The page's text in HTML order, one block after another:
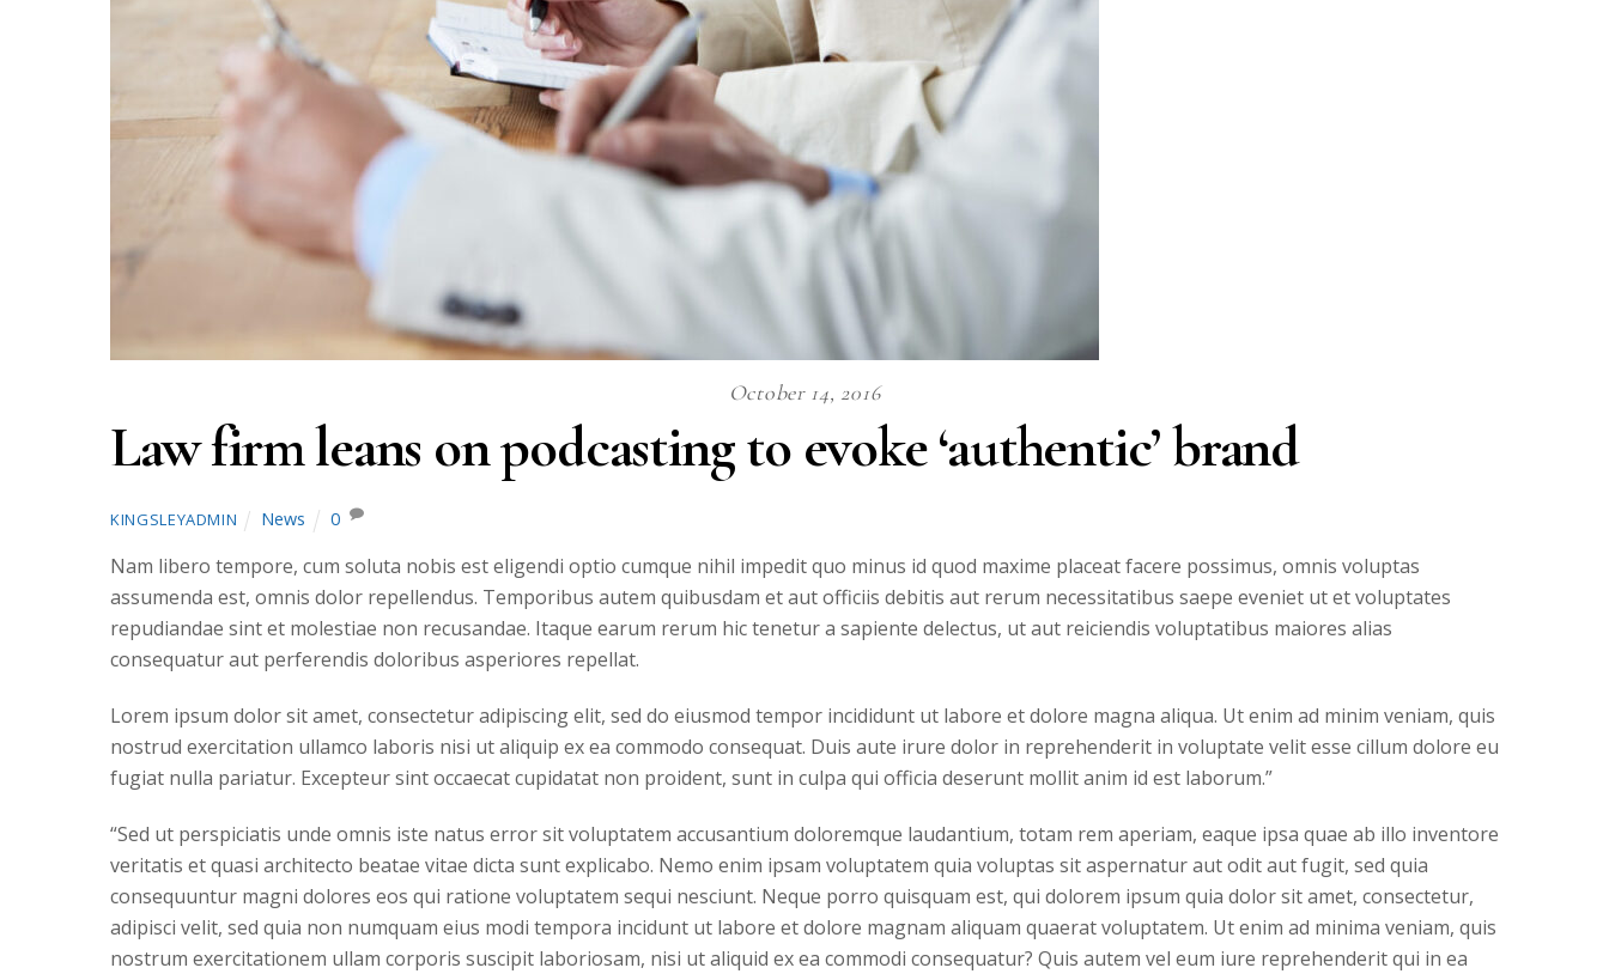
October 14, 2016
Law firm leans on podcasting to evoke ‘authentic’ brand
KINGSLEYADMIN News 0
Nam libero tempore, cum soluta nobis est eligendi optio cumque nihil impedit quo minus id quod maxime placeat facere possimus, omnis voluptas
assumenda est, omnis dolor repellendus. Temporibus autem quibusdam et aut officiis debitis aut rerum necessitatibus saepe eveniet ut et voluptates
repudiandae sint et molestiae non recusandae. Itaque earum rerum hic tenetur a sapiente delectus, ut aut reiciendis voluptatibus maiores alias
consequatur aut perferendis doloribus asperiores repellat.
Lorem ipsum dolor sit amet, consectetur adipiscing elit, sed do eiusmod tempor incididunt ut labore et dolore magna aliqua. Ut enim ad minim veniam, quis
nostrud exercitation ullamco laboris nisi ut aliquip ex ea commodo consequat. Duis aute irure dolor in reprehenderit in voluptate velit esse cillum dolore eu
fugiat nulla pariatur. Excepteur sint occaecat cupidatat non proident, sunt in culpa qui officia deserunt mollit anim id est laborum.”
“Sed ut perspiciatis unde omnis iste natus error sit voluptatem accusantium doloremque laudantium, totam rem aperiam, eaque ipsa quae ab illo inventore
veritatis et quasi architecto beatae vitae dicta sunt explicabo. Nemo enim ipsam voluptatem quia voluptas sit aspernatur aut odit aut fugit, sed quia
consequuntur magni dolores eos qui ratione voluptatem sequi nesciunt. Neque porro quisquam est, qui dolorem ipsum quia dolor sit amet, consectetur,
adipisci velit, sed quia non numquam eius modi tempora incidunt ut labore et dolore magnam aliquam quaerat voluptatem. Ut enim ad minima veniam, quis
nostrum exercitationem ullam corporis suscipit laboriosam, nisi ut aliquid ex ea commodi consequatur? Quis autem vel eum iure reprehenderit qui in ea